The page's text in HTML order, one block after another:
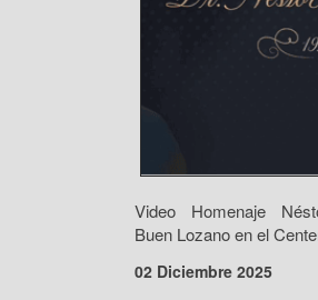
Video Homenaje
Buen Lozano en el
02 Diciembre 2025